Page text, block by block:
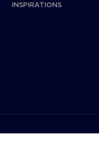
INSPIRATIONS